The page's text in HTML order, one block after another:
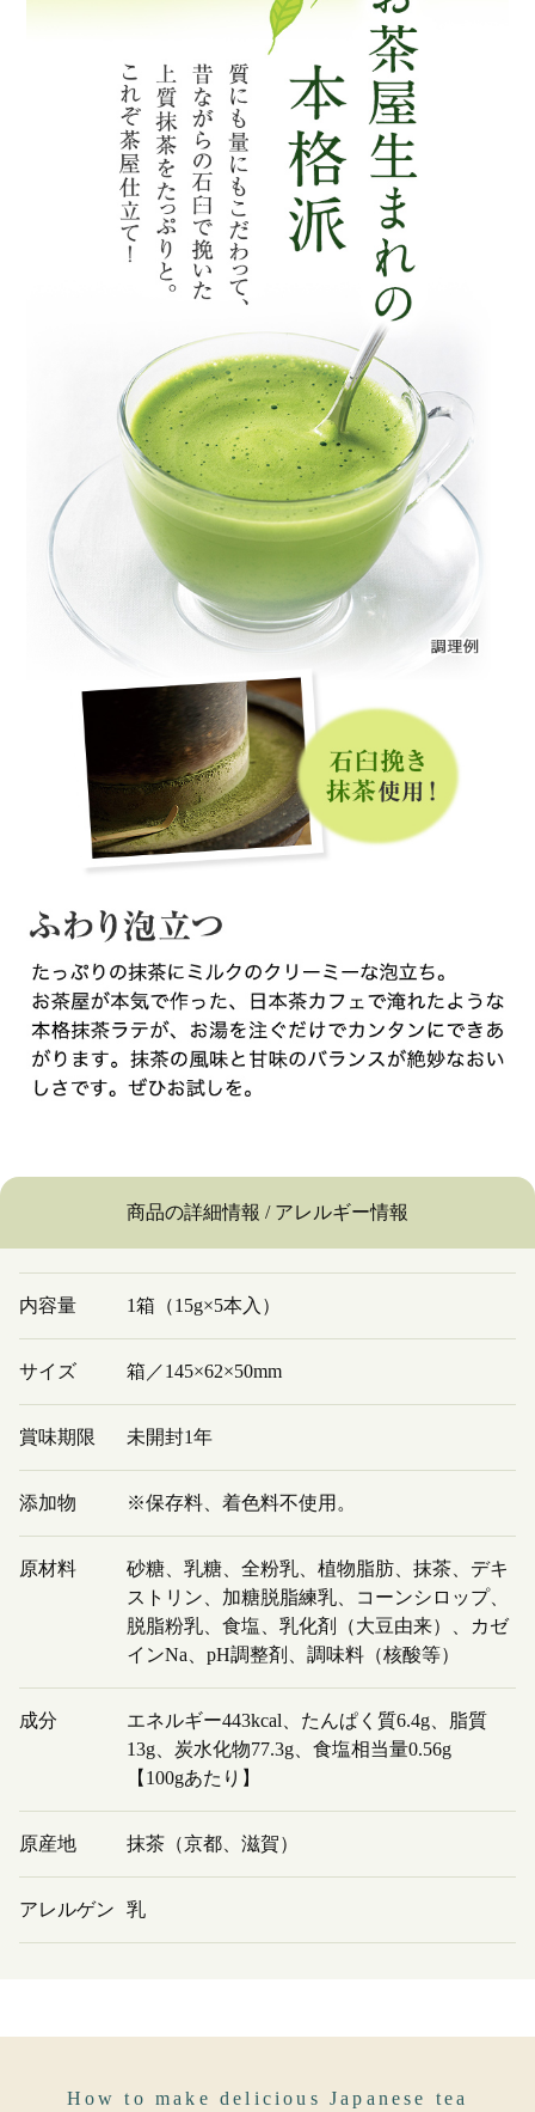
商品の詳細情報 / アレルギー情報
内容量 1箱（15g×5本入）
サイズ 箱／145×62×50mm
賞味期限 未開封1年
添加物 ※保存料、着色料不使用。
原材料
砂糖、乳糖、全粉乳、植物脂肪、抹茶、デキ
ストリン、加糖脱脂練乳、コーンシロップ、
脱脂粉乳、食塩、乳化剤（大豆由来）、カゼ
インNa、pH調整剤、調味料（核酸等）
成分
エネルギー443kcal、たんぱく質6.4g、脂質
13g、炭水化物77.3g、食塩相当量0.56g
【100gあたり】
原産地 抹茶（京都、滋賀）
アレルゲン 乳
How to make delicious Japanese tea